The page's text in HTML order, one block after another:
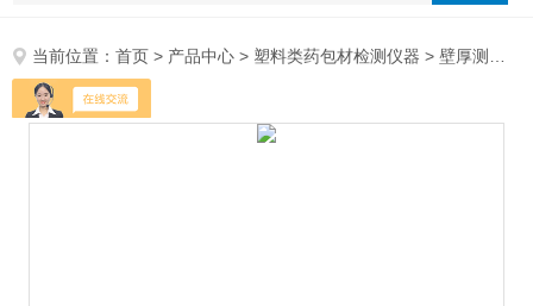
当前位置：首页 > 产品中心 > 塑料类药包材检测仪器 >壁厚测厚仪